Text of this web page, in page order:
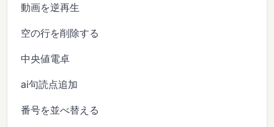
動画を逆再生
空の行を削除する
中央値電卓
ai句読点追加
番号を並べ替える